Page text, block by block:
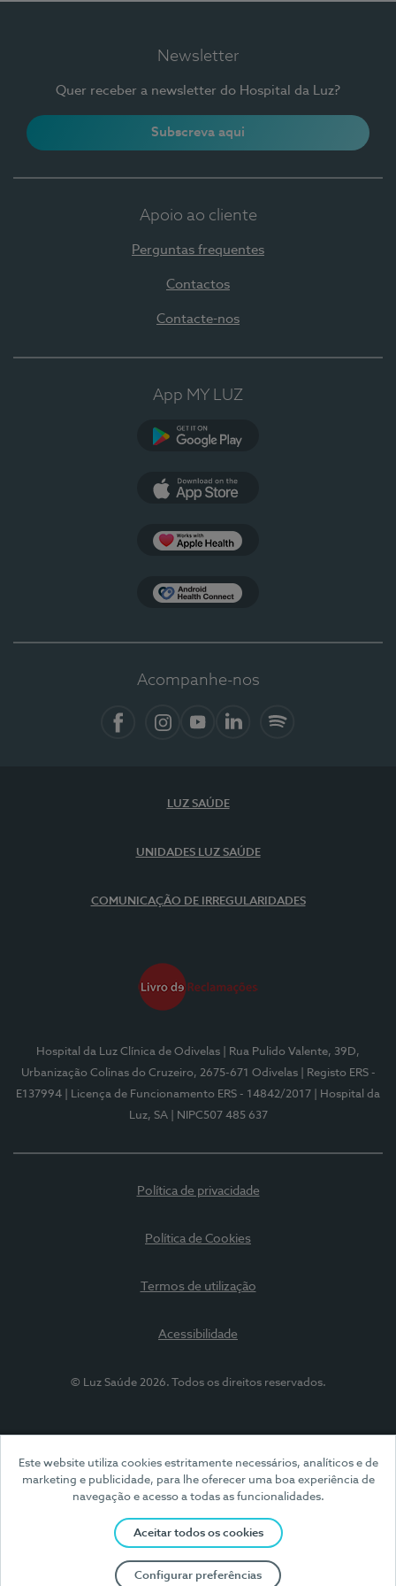
Este website utiliza cookies estritamente necessários, analíticos e de
marketing e publicidade, para lhe oferecer uma boa experiência de
navegação e acesso a todas as funcionalidades.
Aceitar todos os cookies
Configurar preferências
Newsletter
Quer receber a newsletter do Hospital da Luz?
Subscreva aqui
Apoio ao cliente
Perguntas frequentes
Contactos
Contacte-nos
App MY LUZ
Acompanhe-nos
LUZ SAÚDE
UNIDADES LUZ SAÚDE
COMUNICAÇÃO DE IRREGULARIDADES
Hospital da Luz Clínica de Odivelas
| Rua Pulido Valente, 39D,
Urbanização Colinas do Cruzeiro, 2675-671 Odivelas
| Registo ERS -
E137994
| Licença de Funcionamento ERS - 14842/2017
| Hospital da
Luz, SA
| NIPC507 485 637
Política de privacidade
Política de Cookies
Termos de utilização
Acessibilidade
© Luz Saúde 2026. Todos os direitos reservados.